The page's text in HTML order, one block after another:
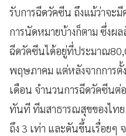
รับการฉีดวัคซีน ถึงแม้ว่าจะมี
การนัดหมายบ้างก็ตาม ซึ่งผ
ฉีดวัคซีนได้อยู่ที่ประมาณ
พฤษภาคม แต่หลังจากการตั้
เดือน จำนวนการฉีดวัคซีนต่
ทันที ทีมสาธารณสุขของไท
ถึง 3 เท่า และดันขึ้นเรื่อยๆ